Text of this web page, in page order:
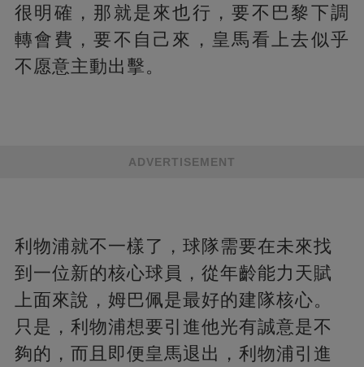
很明確，那就是來也行，要不巴黎下調
轉會費，要不自己來，皇馬看上去似乎
不愿意主動出擊。
ADVERTISEMENT
利物浦就不一樣了，球隊需要在未來找
到一位新的核心球員，從年齡能力天賦
上面來說，姆巴佩是最好的建隊核心。
只是，利物浦想要引進他光有誠意是不
夠的，而且即便皇馬退出，利物浦引進